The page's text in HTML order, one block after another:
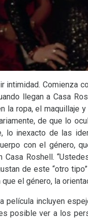
intimidad. Comienza
llegan a Casa
la ropa, el maquillaje
de que lo
lo inexacto de las
con el género,
Roshell.
de este “otro
el género, la
película incluyen
posible ver a los